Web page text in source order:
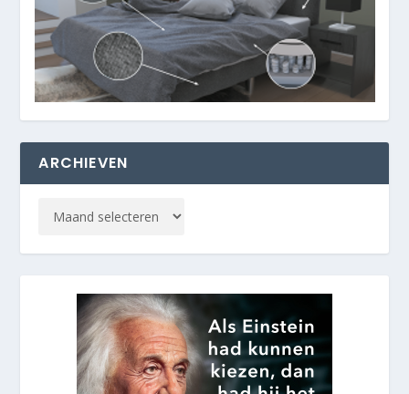
ARCHIEVEN